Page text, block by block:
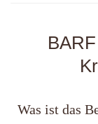
Was ist das